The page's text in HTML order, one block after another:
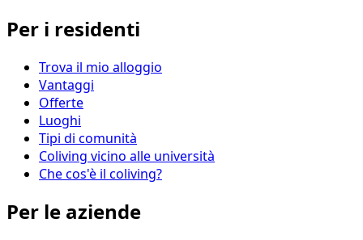
Per i residenti
Trova il mio alloggio
Vantaggi
Offerte
Luoghi
Tipi di comunità
Coliving vicino alle università
Che cos'è il coliving?
Per le aziende